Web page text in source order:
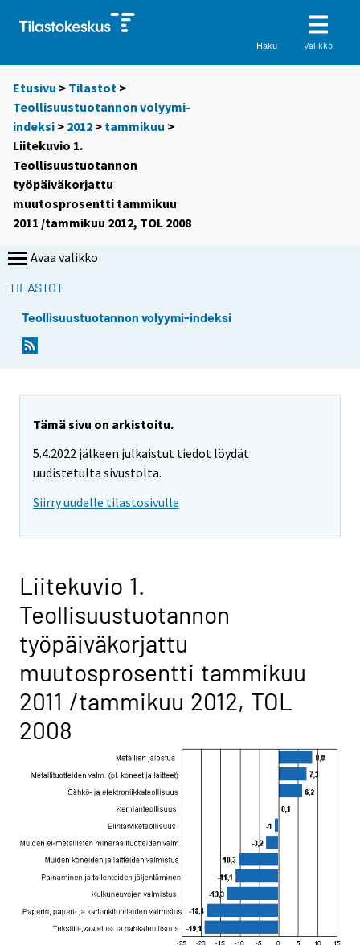
Haku Valikko
Etusivu > Tilastot >
Teollisuustuotannon volyymi-
indeksi > 2012 > tammikuu >
Liitekuvio 1.
Teollisuustuotannon
työpäiväkorjattu
muutosprosentti tammikuu
2011 /tammikuu 2012, TOL 2008
Avaa valikko
TILASTOT
Teollisuustuotannon volyymi-indeksi
Tämä sivu on arkistoitu.
5.4.2022 jälkeen julkaistut tiedot löydät
uudistetulta sivustolta.
Siirry uudelle tilastosivulle
Liitekuvio 1.
Teollisuustuotannon
työpäiväkorjattu
muutosprosentti tammikuu
2011 /tammikuu 2012, TOL
2008